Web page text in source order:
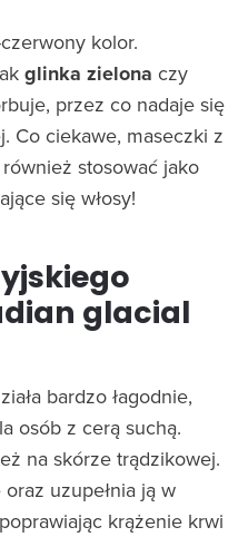
kolor.
glinka zielona czy
przez co nadaje się
Co ciekawe, maseczki z
stosować jako
się włosy!
glacial
bardzo łagodnie,
osób z cerą suchą.
na skórze trądzikowej.
uzupełnia ją w
krążenie krwi